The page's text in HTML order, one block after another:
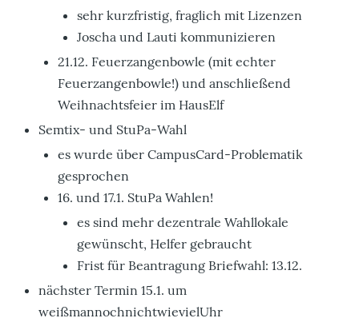
sehr kurzfristig, fraglich mit Lizenzen
Joscha und Lauti kommunizieren
21.12. Feuerzangenbowle (mit echter
Feuerzangenbowle!) und anschließend
Weihnachtsfeier im HausElf
Semtix- und StuPa-Wahl
es wurde über CampusCard-Problematik
gesprochen
16. und 17.1. StuPa Wahlen!
es sind mehr dezentrale Wahllokale
gewünscht, Helfer gebraucht
Frist für Beantragung Briefwahl: 13.12.
nächster Termin 15.1. um
weißmannochnichtwievielUhr